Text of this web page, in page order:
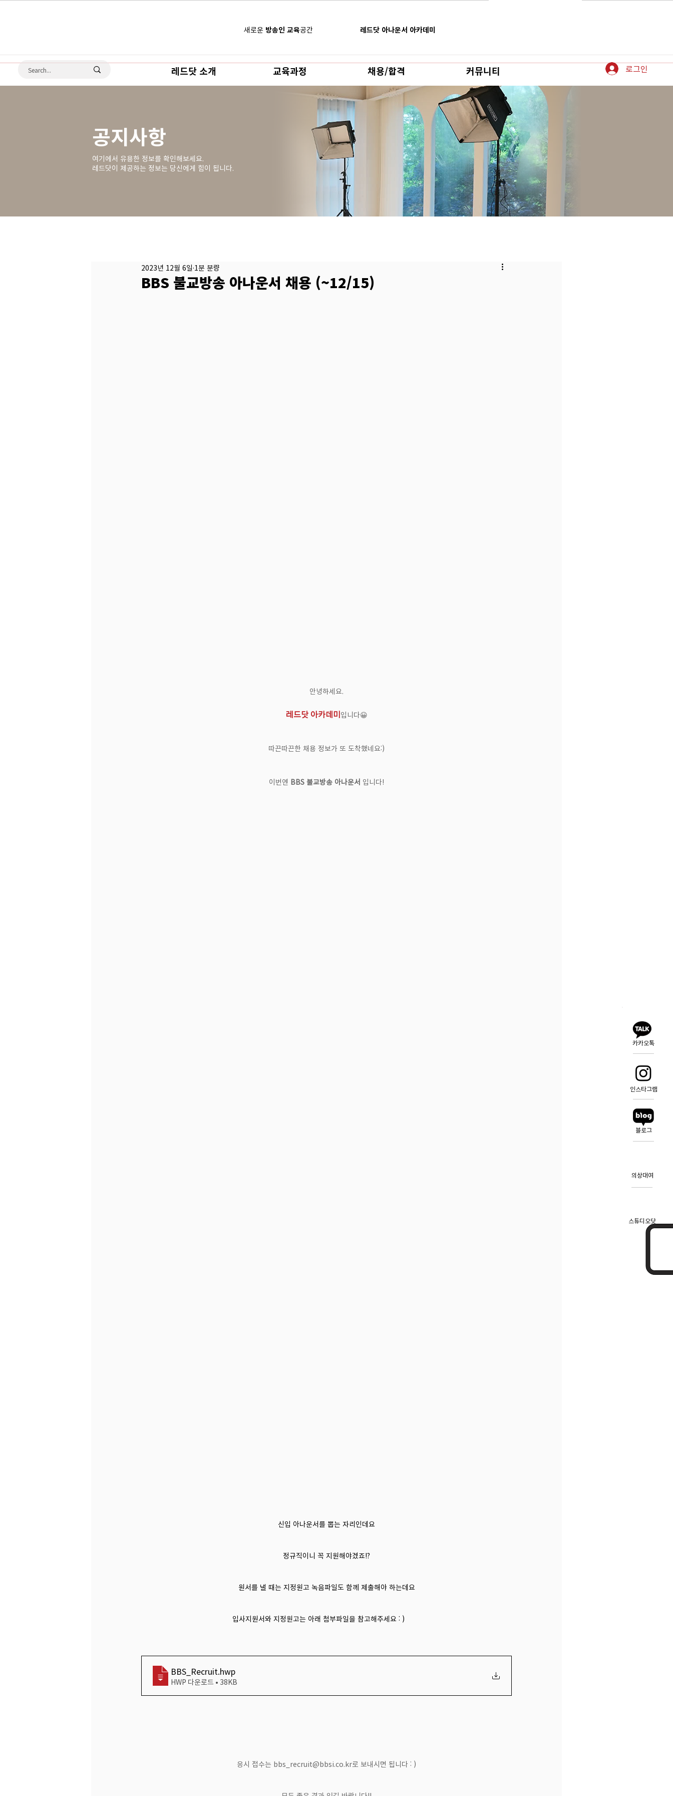
새로운 방송인 교육공간 레드닷 아나운서 아카데미
로그인
레드닷 소개 교육과정 채용/합격 커뮤니티
카카오톡
인스타그램
블로그
의상대여
스튜디오닷
공지사항
여기에서 유용한 정보를 확인해보세요.
레드닷이 제공하는 정보는 당신에게 힘이 됩니다.
BBS 불교방송 아나운서 채용 (~12/15)
2023년 12월 6일 1분 분량
안녕하세요.
레드닷 아카데미​입니다😀
따끈따끈한 채용 정보가 또 도착했네요:)
이번엔 ​ BBS 불교방송 아나운서 입니다!
신입 아나운서를 뽑는 자리인데요
정규직이니 꼭 지원해야겠죠!?
원서를 낼 때는 지정원고 녹음파일도 함께 제출해야 하는데요
입사지원서와 지정원고는 아래 첨부파일을 참고해주세요 : )
BBS_Recruit.hwp
HWP 다운로드 • 38KB
응시 접수는 bbs_recruit@bbsi.co.kr로 보내시면 됩니다 : )